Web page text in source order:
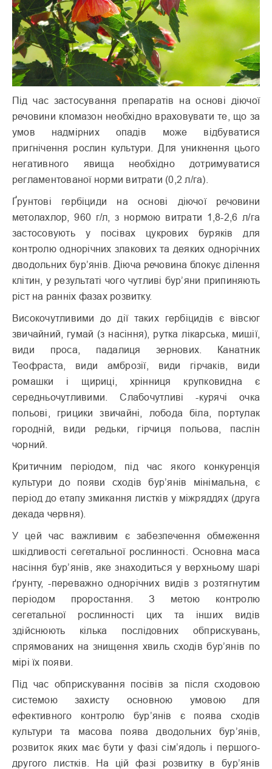
Під час застосування препаратів на основі діючої
речовини кломазон необхідно враховувати те, що за
умов надмірних опадів може відбуватися
пригнічення рослин культури. Для уникнення цього
негативного явища необхідно дотримуватися
регламентованої норми витрати (0,2 л/га).
Ґрунтові гербіциди на основі діючої речовини
метолахлор, 960 г/л, з нормою витрати 1,8-2,6 л/га
застосовують у посівах цукрових буряків для
контролю однорічних злакових та деяких однорічних
дводольних бур’янів. Діюча речовина блокує ділення
клітин, у результаті чого чутливі бур’яни припиняють
ріст на ранніх фазах розвитку.
Високочутливими до дії таких гербіцидів є вівсюг
звичайний, гумай (з насіння), рутка лікарська, мишії,
види проса, падалиця зернових. Канатник
Теофраста, види амброзії, види гірчаків, види
ромашки і щириці, хрінниця крупковидна є
середньочутливими. Слабочутливі -курячі очка
польові, грицики звичайні, лобода біла, портулак
городній, види редьки, гірчиця польова, паслін
чорний.
Критичним періодом, під час якого конкуренція
культури до появи сходів бур’янів мінімальна, є
період до етапу змикання листків у міжряддях (друга
декада червня).
У цей час важливим є забезпечення обмеження
шкідливості сегетальної рослинності. Основна маса
насіння бур’янів, яке знаходиться у верхньому шарі
ґрунту, -переважно однорічних видів з розтягнутим
періодом проростання. З метою контролю
сегетальної рослинності цих та інших видів
здійснюють кілька послідовних обприскувань,
спрямованих на знищення хвиль сходів бур’янів по
мірі їх появи.
Під час обприскування посівів за після сходовою
системою захисту основною умовою для
ефективного контролю бур’янів є поява сходів
культури та масова поява дводольних бур’янів,
розвиток яких має бути у фазі сім’ядоль і першого-
другого листків. На цій фазі розвитку в бур’янів